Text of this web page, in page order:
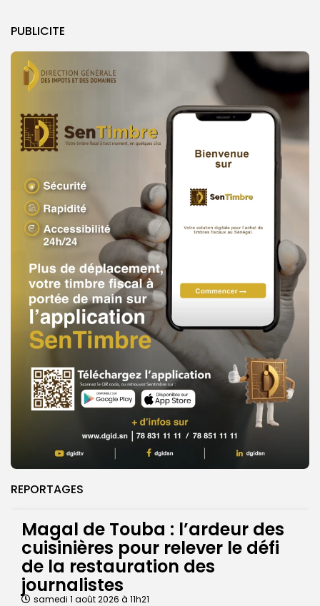
PUBLICITE
REPORTAGES
Magal de Touba : l’ardeur des
cuisinières pour relever le défi
de la restauration des
journalistes
samedi 1 août 2026 à 11h21